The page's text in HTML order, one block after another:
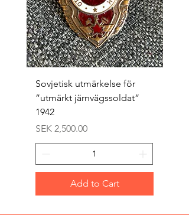
Sovjetisk utmärkelse för
”utmärkt järnvägssoldat”
1942
Price
SEK 2,500.00
Add to Cart